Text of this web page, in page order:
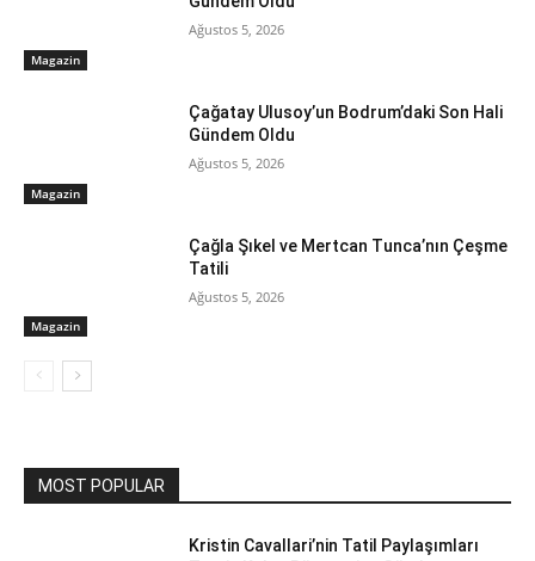
Magazin
Ağustos 5, 2026
Magazin
Çağatay Ulusoy’un Bodrum’daki Son Hali
Gündem Oldu
Ağustos 5, 2026
Magazin
Çağla Şıkel ve Mertcan Tunca’nın Çeşme
Tatili
Ağustos 5, 2026
MOST POPULAR
Kristin Cavallari’nin Tatil Paylaşımları